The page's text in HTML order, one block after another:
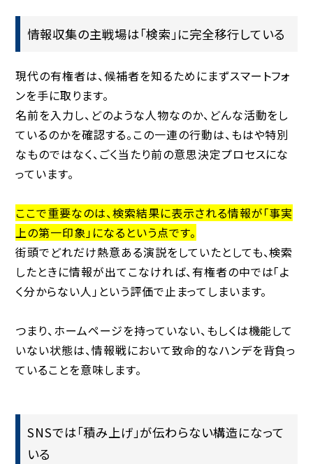
情報収集の主戦場は「検索」に完全移行している
現代の有権者は、候補者を知るためにまずスマートフォ
ンを手に取ります。
名前を入力し、どのような人物なのか、どんな活動をし
ているのかを確認する。この一連の行動は、もはや特別
なものではなく、ごく当たり前の意思決定プロセスにな
っています。
ここで重要なのは、検索結果に表示される情報が「事実
上の第一印象」になるという点です。
街頭でどれだけ熱意ある演説をしていたとしても、検索
したときに情報が出てこなければ、有権者の中では「よ
く分からない人」という評価で止まってしまいます。
つまり、ホームページを持っていない、もしくは機能して
いない状態は、情報戦において致命的なハンデを背負っ
ていることを意味します。
SNSでは「積み上げ」が伝わらない構造になって
いる